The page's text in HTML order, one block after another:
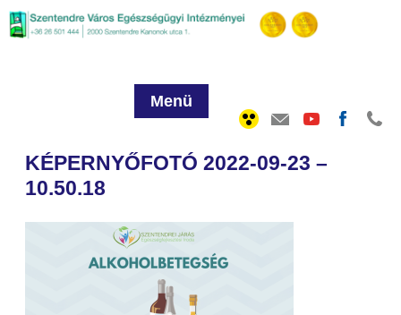
Menü
KÉPERNYŐFOTÓ 2022-09-23 –
10.50.18